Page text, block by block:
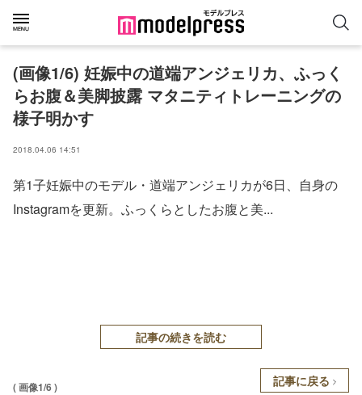
(画像1/6) 妊娠中の道端アンジェリカ、ふっく
らお腹＆美脚披露 マタニティトレーニングの
様子明かす
2018.04.06 14:51
第1子妊娠中のモデル・道端アンジェリカが6日、自身の
Instagramを更新。ふっくらとしたお腹と美...
記事の続きを読む
( 画像1/6 ) 記事に戻る